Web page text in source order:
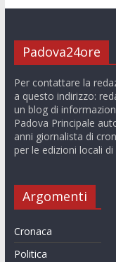
Padova24ore
Per contattare la
a questo indirizzo:
un blog di
Padova Principale
anni giornalista di
per le edizioni locali
Argomenti
Cronaca
Politica